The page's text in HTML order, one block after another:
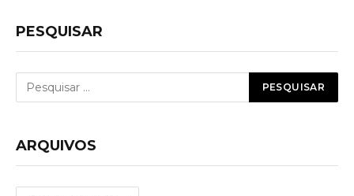
PESQUISAR
ARQUIVOS